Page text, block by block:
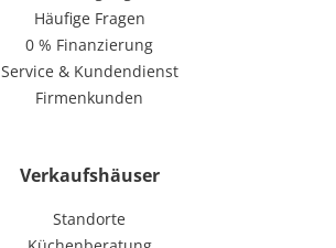
Häufige Fragen
0 % Finanzierung
Service & Kundendienst
Firmenkunden
Verkaufshäuser
Standorte